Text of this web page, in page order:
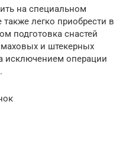
на специальном
легко приобрести в
подготовка снастей
и штекерных
исключением операции